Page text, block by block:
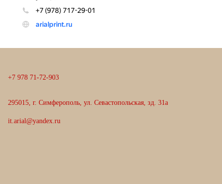
+7 978 71-72-903
295015, г. Симферополь, ул. Севастопольская, зд. 31а
it.arial@yandex.ru